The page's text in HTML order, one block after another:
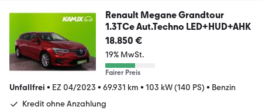
Renault Megane Grandtour
1.3TCe Aut.Techno LED+HUD+AHK
18.850 €
19% MwSt.
Fairer Preis
Unfallfrei • EZ 04/2023 • 69.931 km • 103 kW (140 PS) • Benzin
Kredit ohne Anzahlung